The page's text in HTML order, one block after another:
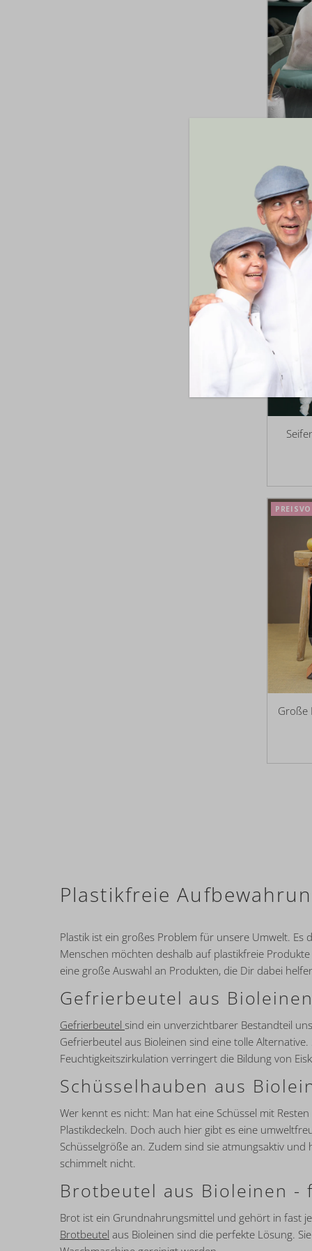
Große
Plastikfreie
Plastik ist ein großes Problem für unsere Umwelt.
Menschen möchten deshalb auf plastikfreie
eine große Auswahl an Produkten, die Dir dabei
Gefrierbeutel aus
Gefrierbeutel sind ein unverzichtbarer Bestandteil
Gefrierbeutel aus Bioleinen sind eine tolle
Feuchtigkeitszirkulation verringert die Bildung von
Schüsselhauben aus
Wer kennt es nicht: Man hat eine Schüssel mit
Plastikdeckeln. Doch auch hier gibt es eine
Schüsselgröße an. Zudem sind sie atmungsaktiv
schimmelt nicht.
Brotbeutel aus Bioleinen
Brot ist ein Grundnahrungsmittel und gehört in fast
Brotbeutel aus Bioleinen sind die perfekte Lösung.